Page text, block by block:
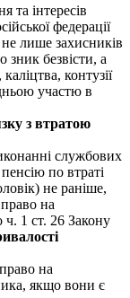
та інтересів
федерації
лише захисників
зник безвісти, а
контузії
участю в
з втратою
службових
по втраті
не раніше,
на
ч. 1 ст. 26 Закону
на
якщо вони є